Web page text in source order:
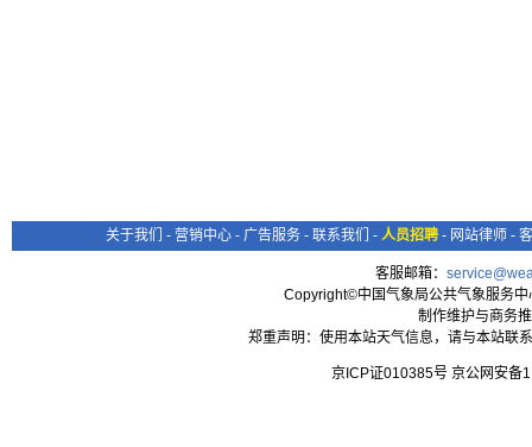
关于我们 - 营销中心 - 广告服务 - 联系我们 - 人员招聘 - 网站律师 -
客服邮箱：
Copyright©中国气象局公共气象服务
制作维护与商务
郑重声明：使用本站天气信息，请与本站联
京ICP证010385号 京公网安备